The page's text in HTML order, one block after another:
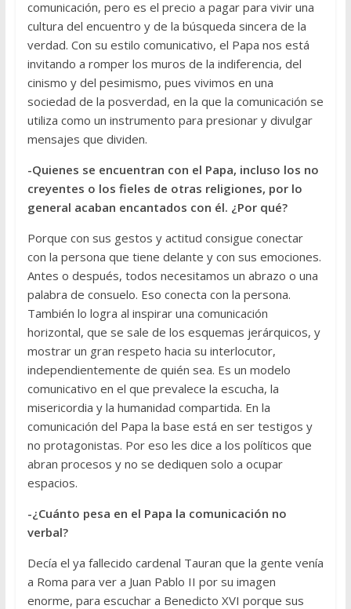
comunicación, pero es el precio a pagar para vivir una
cultura del encuentro y de la búsqueda sincera de la
verdad. Con su estilo comunicativo, el Papa nos está
invitando a romper los muros de la indiferencia, del
cinismo y del pesimismo, pues vivimos en una
sociedad de la posverdad, en la que la comunicación se
utiliza como un instrumento para presionar y divulgar
mensajes que dividen.
-Quienes se encuentran con el Papa, incluso los no
creyentes o los fieles de otras religiones, por lo
general acaban encantados con él. ¿Por qué?
Porque con sus gestos y actitud consigue conectar
con la persona que tiene delante y con sus emociones.
Antes o después, todos necesitamos un abrazo o una
palabra de consuelo. Eso conecta con la persona.
También lo logra al inspirar una comunicación
horizontal, que se sale de los esquemas jerárquicos, y
mostrar un gran respeto hacia su interlocutor,
independientemente de quién sea. Es un modelo
comunicativo en el que prevalece la escucha, la
misericordia y la humanidad compartida. En la
comunicación del Papa la base está en ser testigos y
no protagonistas. Por eso les dice a los políticos que
abran procesos y no se dediquen solo a ocupar
espacios.
-¿Cuánto pesa en el Papa la comunicación no
verbal?
Decía el ya fallecido cardenal Tauran que la gente venía
a Roma para ver a Juan Pablo II por su imagen
enorme, para escuchar a Benedicto XVI porque sus